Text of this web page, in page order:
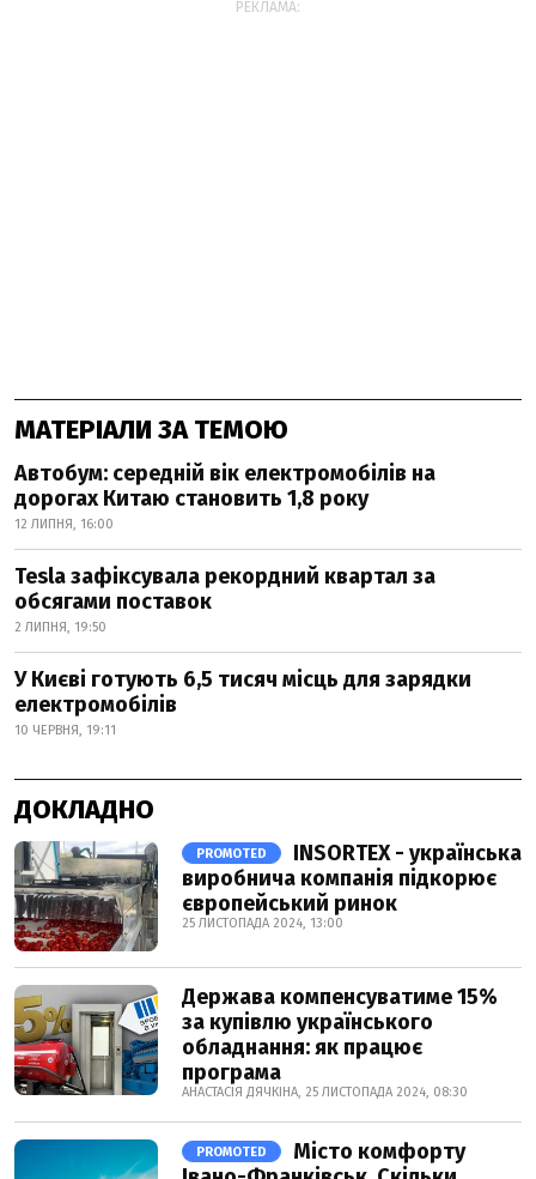
РЕКЛАМА:
МАТЕРІАЛИ ЗА ТЕМОЮ
Автобум: середній вік електромобілів на
дорогах Китаю становить 1,8 року
12 ЛИПНЯ, 16:00
Tesla зафіксувала рекордний квартал за
обсягами поставок
2 ЛИПНЯ, 19:50
У Києві готують 6,5 тисяч місць для зарядки
електромобілів
10 ЧЕРВНЯ, 19:11
ДОКЛАДНО
PROMOTED
INSORTEX - українська
виробнича компанія підкорює
європейський ринок
25 ЛИСТОПАДА 2024, 13:00
Держава компенсуватиме 15%
за купівлю українського
обладнання: як працює
програма
АНАСТАСІЯ ДЯЧКІНА, 25 ЛИСТОПАДА 2024, 08:30
PROMOTED
Місто комфорту